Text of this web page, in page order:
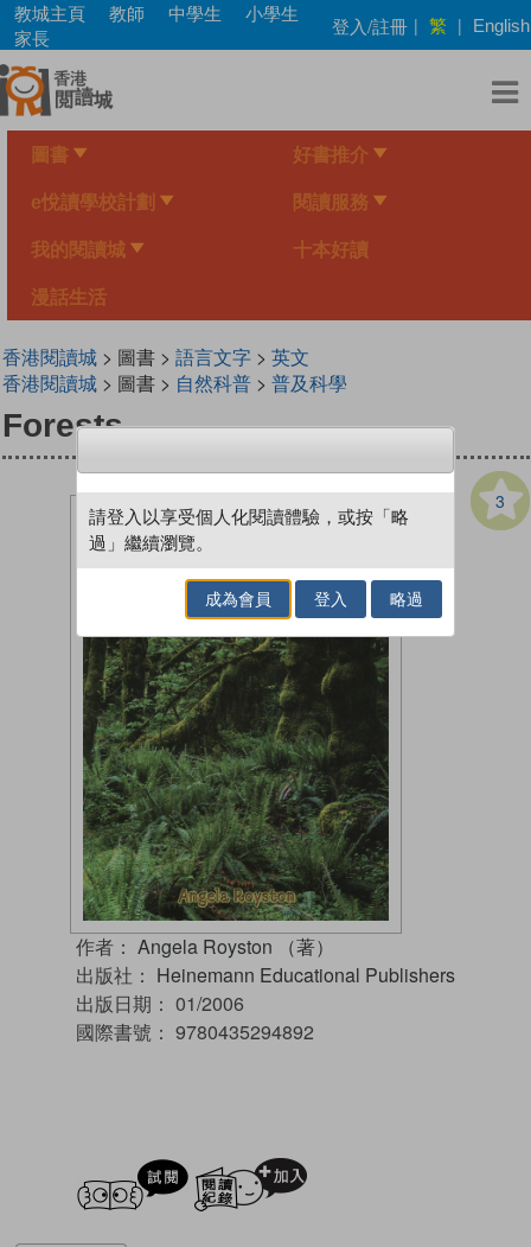
Skip
main
content
教城主頁 教師 中學生
小學生
家長
登入/註冊 | 繁 | English
圖書 好書推介
e悅讀學校計劃 閱讀服務
我的閱讀城 十本好讀
漫話生活
香港閱讀城> 圖書 > 語言文字> 英文
香港閱讀城> 圖書 > 自然科普> 普及科學
Forests
3
作者： Angela Royston （著）
出版社： Heinemann Educational Publishers
出版日期： 01/2006
國際書號： 9780435294892
試閲
請登入以享受個人化閱讀體驗，或按「略
過」繼續瀏覽。
成為會員 登入 略過